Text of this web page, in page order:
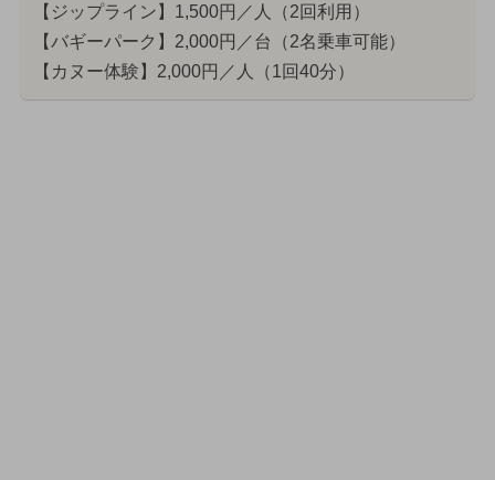
【ジップライン】1,500円／人（2回利用）
【バギーパーク】2,000円／台（2名乗車可能）
【カヌー体験】2,000円／人（1回40分）